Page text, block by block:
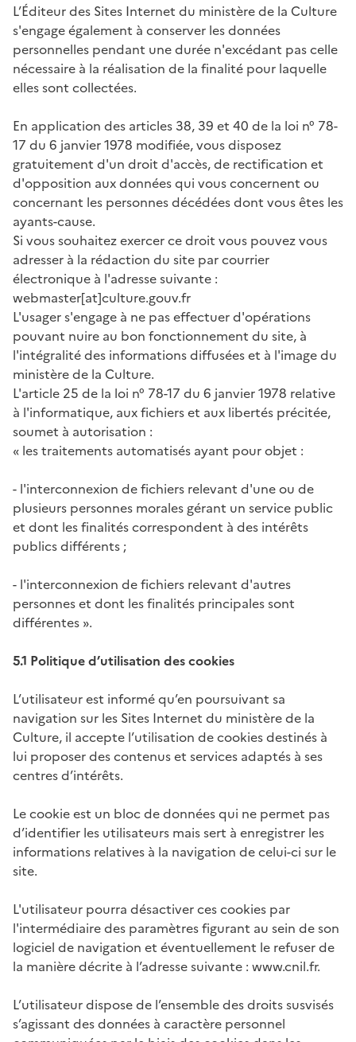
L’Éditeur des Sites Internet du ministère de la Culture
s'engage également à conserver les données
personnelles pendant une durée n'excédant pas celle
nécessaire à la réalisation de la finalité pour laquelle
elles sont collectées.
En application des articles 38, 39 et 40 de la loi n° 78-
17 du 6 janvier 1978 modifiée, vous disposez
gratuitement d'un droit d'accès, de rectification et
d'opposition aux données qui vous concernent ou
concernant les personnes décédées dont vous êtes les
ayants-cause.
Si vous souhaitez exercer ce droit vous pouvez vous
adresser à la rédaction du site par courrier
électronique à l'adresse suivante :
webmaster[at]culture.gouv.fr
L'usager s'engage à ne pas effectuer d'opérations
pouvant nuire au bon fonctionnement du site, à
l'intégralité des informations diffusées et à l'image du
ministère de la Culture.
L'article 25 de la loi n° 78-17 du 6 janvier 1978 relative
à l'informatique, aux fichiers et aux libertés précitée,
soumet à autorisation :
« les traitements automatisés ayant pour objet :
- l'interconnexion de fichiers relevant d'une ou de
plusieurs personnes morales gérant un service public
et dont les finalités correspondent à des intérêts
publics différents ;
- l'interconnexion de fichiers relevant d'autres
personnes et dont les finalités principales sont
différentes ».
5.1 Politique d’utilisation des cookies
L’utilisateur est informé qu’en poursuivant sa
navigation sur les Sites Internet du ministère de la
Culture, il accepte l’utilisation de cookies destinés à
lui proposer des contenus et services adaptés à ses
centres d’intérêts.
Le cookie est un bloc de données qui ne permet pas
d’identifier les utilisateurs mais sert à enregistrer les
informations relatives à la navigation de celui-ci sur le
site.
L'utilisateur pourra désactiver ces cookies par
l'intermédiaire des paramètres figurant au sein de son
logiciel de navigation et éventuellement le refuser de
la manière décrite à l’adresse suivante : www.cnil.fr.
L’utilisateur dispose de l’ensemble des droits susvisés
s’agissant des données à caractère personnel